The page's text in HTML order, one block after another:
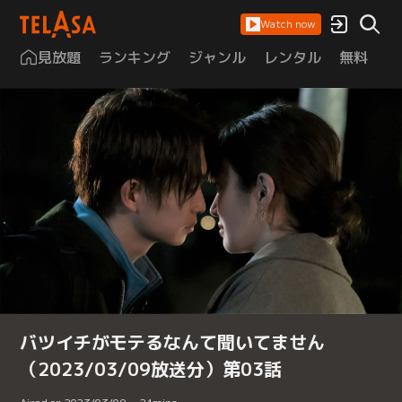
Watch now
見放題 ランキング ジャンル レンタル 無料
バツイチがモテるなんて聞いてません
（2023/03/09放送分）第03話